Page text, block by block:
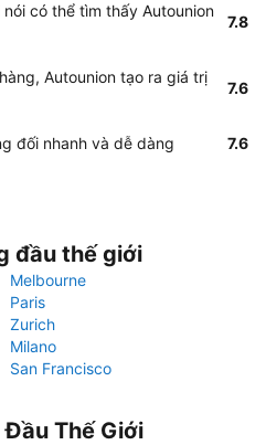
có thể tìm thấy Autounion
7.8
Autounion tạo ra giá trị
7.6
đối nhanh và dễ dàng 7.6
đầu thế giới
Melbourne
Paris
Zurich
Milano
San Francisco
Đầu Thế Giới